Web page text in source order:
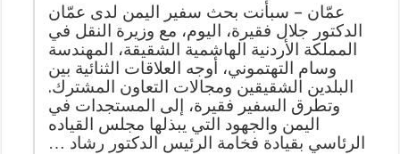
عمّان – سبأنت بحث سفير اليمن لدى عمّان
الدكتور جلال فقيرة، اليوم، مع وزيرة النقل في
المملكة الأردنية الهاشمية الشقيقة، المهندسة
وسام التهتموني، أوجه العلاقات الثنائية بين
البلدين الشقيقين ومجالات التعاون المشترك.
وتطرق السفير فقيرة، إلى المستجدات في
اليمن والجهود التي يبذلها مجلس القياده
الرئاسي بقيادة فخامة الرئيس الدكتور رشاد …